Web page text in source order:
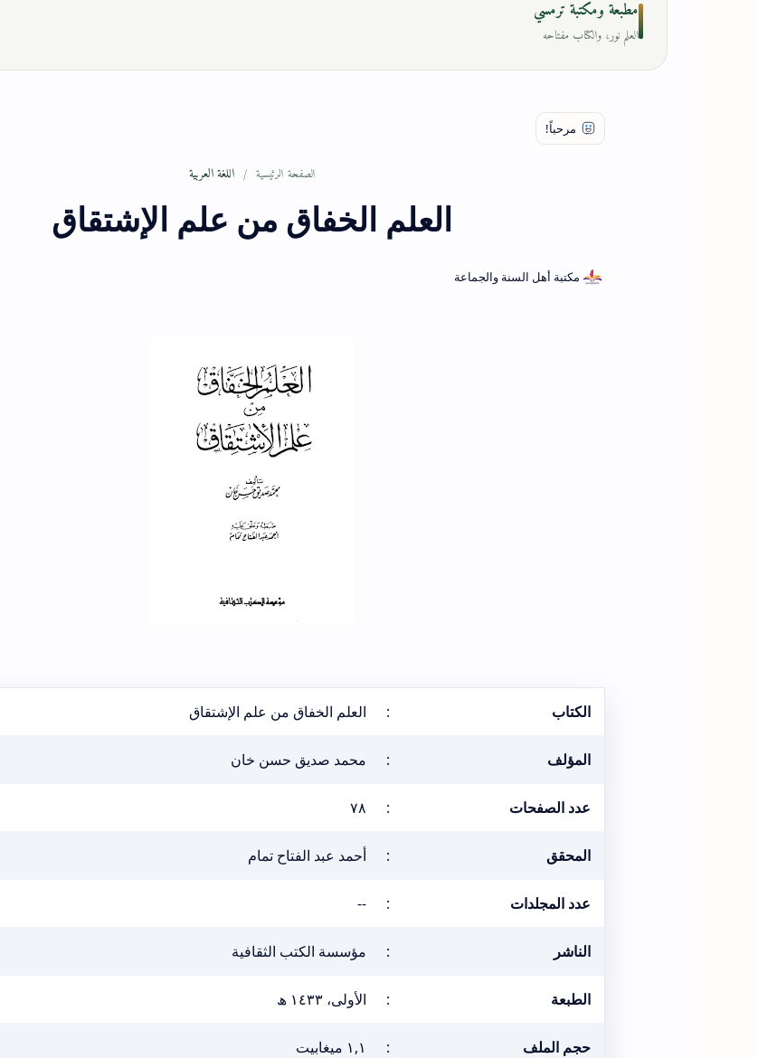
مطبعة ومكتبة ترمسي
العلم نور، والكتاب مفتاحه
الصفحة الرئيسية اللغة العربية
العلم الخفاق من علم الإشتقاق
الكتاب : العلم الخفاق من علم الإشتقاق
المؤلف : محمد صديق حسن خان
عدد الصفحات : ٧٨
المحقق : أحمد عبد الفتاح تمام
عدد المجلدات :
--
الناشر : مؤسسة الكتب الثقافية
الطبعة : الأولى، ١٤٣٣ ھ
حجم الملف : ١,١ ميغابيت